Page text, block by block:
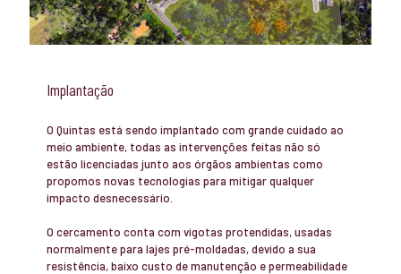
Implantação
O Quintas está sendo implantado com grande cuidado ao
meio ambiente, todas as intervenções feitas não só
estão licenciadas junto aos órgãos ambientas como
propomos novas tecnologias para mitigar qualquer
impacto desnecessário.
O cercamento conta com vigotas protendidas, usadas
normalmente para lajes pré-moldadas, devido a sua
resistência, baixo custo de manutenção e permeabilidade